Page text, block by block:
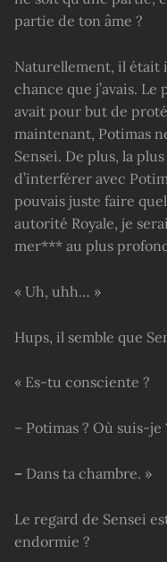
partie de ton âme ?
Naturellement, il était
chance que j’avais.
avait pour but de
maintenant, Potimas
Sensei. De plus, la
d’interférer avec
pouvais juste faire
autorité Royale, je
mer*** au plus
« Uh, uhh… »
Hups, il semble que
« Es-tu consciente ?
– Potimas ? Où suis-je
– Dans ta chambre. »
Le regard de Sensei
endormie ?